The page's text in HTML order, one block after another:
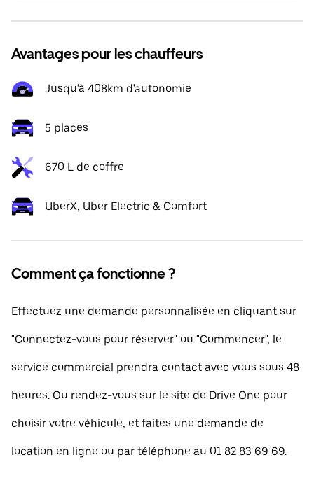
Avantages pour les chauffeurs
Jusqu'à 408km d'autonomie
5 places
670 L de coffre
UberX, Uber Electric & Comfort
Comment ça fonctionne ?
Effectuez une demande personnalisée en cliquant sur
"Connectez-vous pour réserver" ou "Commencer", le
service commercial prendra contact avec vous sous 48
heures. Ou rendez-vous sur le site de Drive One pour
choisir votre véhicule, et faites une demande de
location en ligne ou par téléphone au 01 82 83 69 69.